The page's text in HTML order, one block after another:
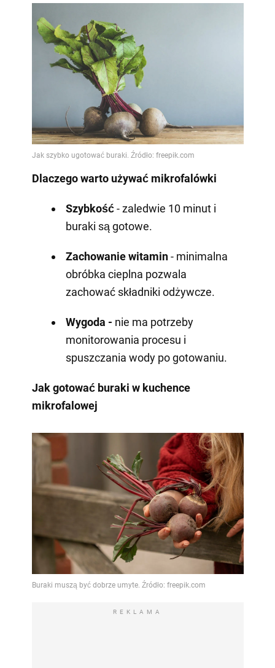
Dlaczego warto używać mikrofalówki
Szybkość- zaledwie 10 minut i
buraki są gotowe.
Zachowanie witamin- minimalna
obróbka cieplna pozwala
zachować składniki odżywcze.
Wygoda - nie ma potrzeby
monitorowania procesu i
spuszczania wody po gotowaniu.
Jak gotować buraki w kuchence
mikrofalowej
REKLAMA